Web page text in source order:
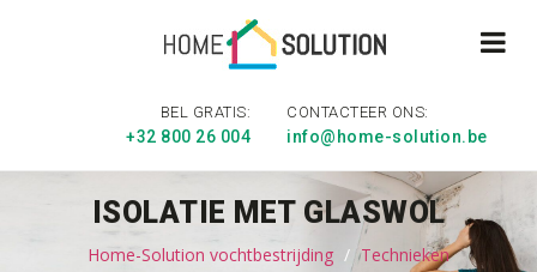
BEL GRATIS:
+32 800 26 004
CONTACTEER ONS:
info@home-solution.be
ISOLATIE MET GLASWOL
Home-Solution vochtbestrijding
Technieken